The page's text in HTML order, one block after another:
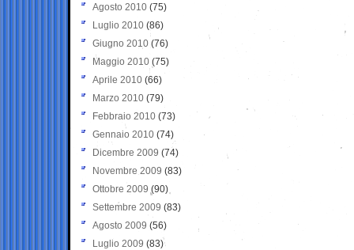
Agosto 2010 (75)
Luglio 2010 (86)
Giugno 2010 (76)
Maggio 2010 (75)
Aprile 2010 (66)
Marzo 2010 (79)
Febbraio 2010 (73)
Gennaio 2010 (74)
Dicembre 2009 (74)
Novembre 2009 (83)
Ottobre 2009 (90)
Settembre 2009 (83)
Agosto 2009 (56)
Luglio 2009 (83)